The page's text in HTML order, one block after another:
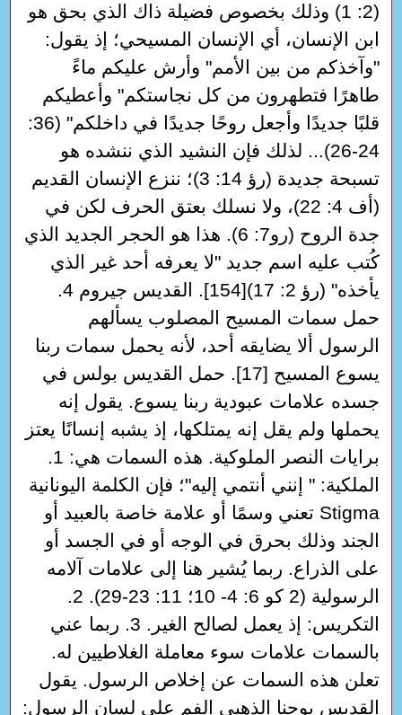
(2: 1) وذلك بخصوص فضيلة ذاك الذي بحق هو
ابن الإنسان، أي الإنسان المسيحي؛ إذ يقول:
"وآخذكم من بين الأمم" وأرش عليكم ماءً
طاهرًا فتطهرون من كل نجاستكم" وأعطيكم
قلبًا جديدًا وأجعل روحًا جديدًا في داخلكم" (36:
24-26)... لذلك فإن النشيد الذي ننشده هو
تسبحة جديدة (رؤ 14: 3)؛ ننزع الإنسان القديم
(أف 4: 22)، ولا نسلك بعتق الحرف لكن في
جدة الروح (رو7: 6). هذا هو الحجر الجديد الذي
كُتب عليه اسم جديد "لا يعرفه أحد غير الذي
يأخذه" (رؤ 2: 17)[154]. القديس جيروم 4.
حمل سمات المسيح المصلوب يسألهم
الرسول ألا يضايقه أحد، لأنه يحمل سمات ربنا
يسوع المسيح [17]. حمل القديس بولس في
جسده علامات عبودية ربنا يسوع. يقول إنه
يحملها ولم يقل إنه يمتلكها، إذ يشبه إنسانًا يعتز
برايات النصر الملوكية. هذه السمات هي: 1.
الملكية: " إنني أنتمي إليه"؛ فإن الكلمة اليونانية
Stigma تعني وسمًا أو علامة خاصة بالعبيد أو
الجند وذلك بحرق في الوجه أو في الجسد أو
على الذراع. ربما يُشير هنا إلى علامات آلامه
الرسولية (2 كو 6: 4- 10؛ 11: 23-29). 2.
التكريس: إذ يعمل لصالح الغير. 3. ربما عني
بالسمات علامات سوء معاملة الغلاطيين له.
تعلن هذه السمات عن إخلاص الرسول. يقول
القديس يوحنا الذهبي الفم على لسان الرسول: